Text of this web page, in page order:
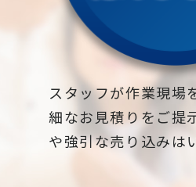
スタッフが作業現場
細なお見積りをご提
や強引な売り込みは